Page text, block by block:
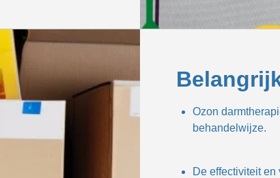
Ozon
behandelwijze.
De effectiviteit